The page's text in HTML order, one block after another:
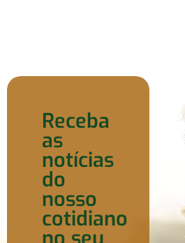
Receba
as
notícias
do
nosso
cotidiano